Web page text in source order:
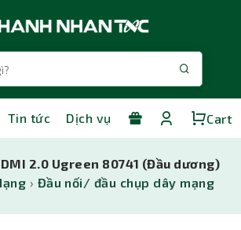
Tin tức Dịch vụ Cart
2.0 Ugreen 80741 (Đầu dương)
› Đầu nối/ đầu chụp dây mạng